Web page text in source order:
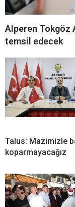
Alperen Tokgöz
temsil edecek
Talus: Mazimizle
koparmayacağız